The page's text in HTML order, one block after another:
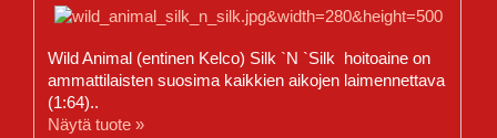
Wild Animal (entinen Kelco) Silk `N `Silk hoitoaine on
ammattilaisten suosima kaikkien aikojen laimennettava
(1:64)..
Näytä tuote »